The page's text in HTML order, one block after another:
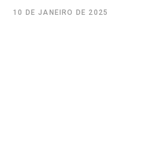
10 DE JANEIRO DE 2025